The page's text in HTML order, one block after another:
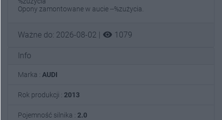
Opony zamontowane w aucie --%zużycia.
Ważne do: 2026-08-02 | visibility 1079
Info
Marka : AUDI
Rok produkcji : 2013
Pojemność silnika : 2.0